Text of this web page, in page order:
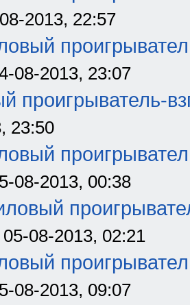
2013, 22:57
08-2013, 23:07
проигрыватель-
23:50
08-2013, 00:38
05-08-2013, 02:21
08-2013, 09:07